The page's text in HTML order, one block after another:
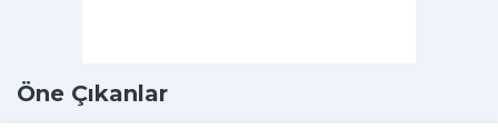
Öne Çıkanlar